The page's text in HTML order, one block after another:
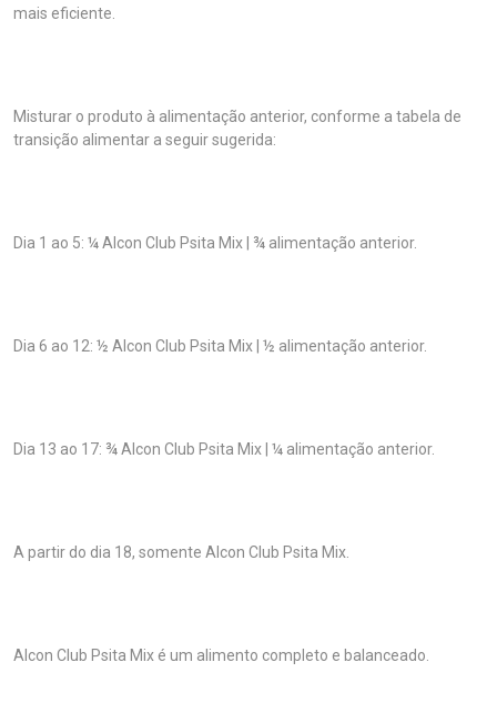
mais eficiente.
Misturar o produto à alimentação anterior, conforme a tabela de
transição alimentar a seguir sugerida:
Dia 1 ao 5: ¼ Alcon Club Psita Mix | ¾ alimentação anterior.
Dia 6 ao 12: ½ Alcon Club Psita Mix | ½ alimentação anterior.
Dia 13 ao 17: ¾ Alcon Club Psita Mix | ¼ alimentação anterior.
A partir do dia 18, somente Alcon Club Psita Mix.
Alcon Club Psita Mix é um alimento completo e balanceado.